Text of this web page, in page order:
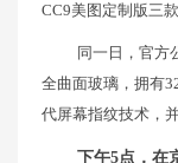
CC9美图定制版三款
同一日，官方
全曲面玻璃，拥有
代屏幕指纹技术，
下午5点，在